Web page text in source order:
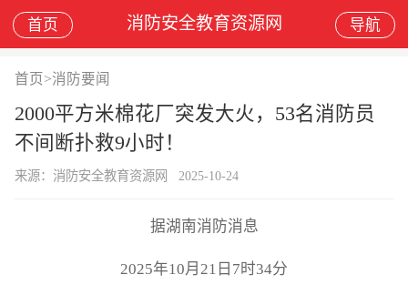
首页 消防安全教育资源网 导航
首页 >消防要闻
2000平方米棉花厂突发大火，53名消防员
不间断扑救9小时！
来源：消防安全教育资源网 2025-10-24
据湖南消防消息
2025年10月21日7时34分